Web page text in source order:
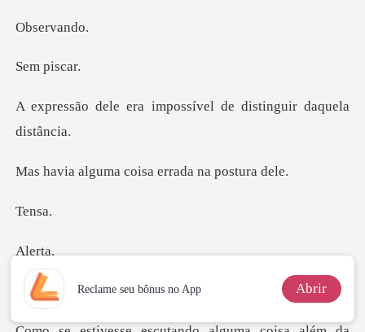
erv
pi
impossível de disting
a coisa errada
ns
er
tivesse observ
Reclame seu bônus no App Abrir